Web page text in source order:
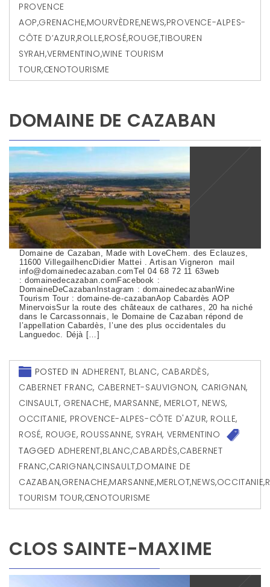
PROVENCE
AOP,GRENACHE,MOURVÈDRE,NEWS,PROVENCE-ALPES-
CÔTE D’AZUR,ROLLE,ROSÉ,ROUGE,TIBOUREN
SYRAH,VERMENTINO,WINE TOURISM
TOUR,ŒNOTOURISME
DOMAINE DE CAZABAN
Domaine de Cazaban, Made with LoveChem. des Eclauzes,
11600 VillegailhencDidier Mattei . Artisan Vigneron mail
info@domainedecazaban.comTel 04 68 72 11 63web
: domainedecazaban.comFacebook :
DomaineDeCazabanInstagram : domainedecazabanWine
Tourism Tour : domaine-de-cazabanAop Cabardès AOP
MinervoisSur la route des châteaux de cathares, 20 ha niché
dans le Carcassonnais, le Domaine de Cazaban répond de
l’appellation Cabardès, l’une des plus occidentales du
Languedoc. Déjà […]
POSTED IN ADHERENT, BLANC, CABARDÈS,
CABERNET FRANC, CABERNET-SAUVIGNON, CARIGNAN,
CINSAULT, GRENACHE, MARSANNE, MERLOT, NEWS,
OCCITANIE, PROVENCE-ALPES-CÔTE D'AZUR, ROLLE,
ROSÉ, ROUGE, ROUSSANNE, SYRAH, VERMENTINO
TAGGEDADHERENT,BLANC,CABARDÈS,CABERNET
FRANC,CARIGNAN,CINSAULT,DOMAINE DE
CAZABAN,GRENACHE,MARSANNE,MERLOT,NEWS,OCCITANIE,
TOURISM TOUR,ŒNOTOURISME
CLOS SAINTE-MAXIME